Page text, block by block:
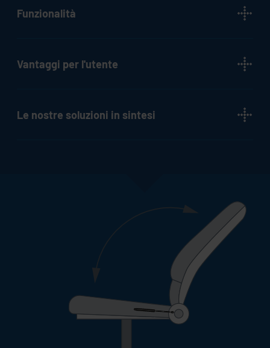
Funzionalità
Vantaggi per l'utente
Le nostre soluzioni in sintesi